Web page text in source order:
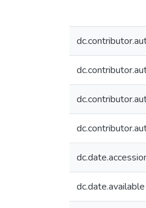
dc.date.available